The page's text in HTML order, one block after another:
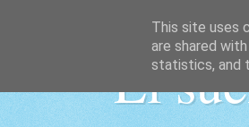
El
This site uses
are shared
statistics, and